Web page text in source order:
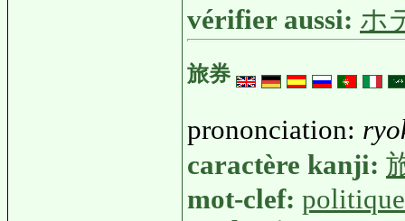
vérifier aussi: ホ
旅券
prononciation:
caractère kanji:
mot-clef: politique